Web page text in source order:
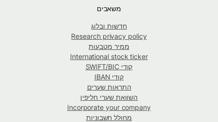
משאבים
חדשות ובלוג
Research privacy policy
ממיר מטבעות
International stock ticker
קודי SWIFT/BIC
קודי IBAN
התראות שערים
השוואת שערי חליפין
Incorporate your company
מחולל חשבוניות